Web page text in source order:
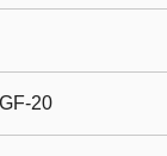
20